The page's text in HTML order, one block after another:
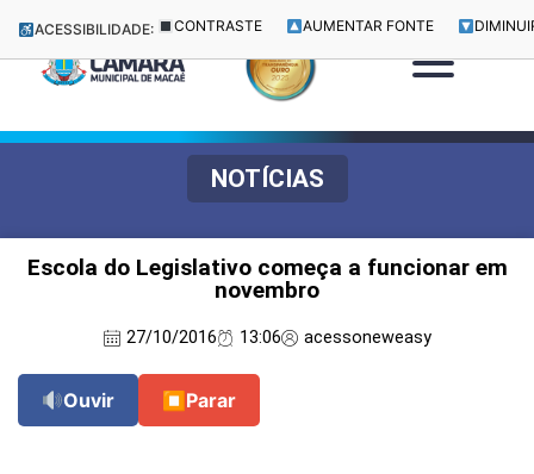
ACESSIBILIDADE: CONTRASTE AUMENTAR FONTE
NOTÍCIAS
Escola do Legislativo começa a funcionar em
novembro
27/10/2016 13:06 acessoneweasy
Ouvir ⏹ Parar